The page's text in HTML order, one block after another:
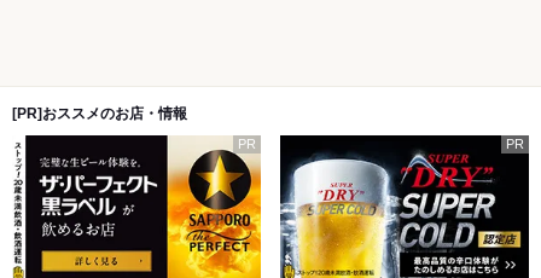
[PR]おススメのお店・情報
PR PR